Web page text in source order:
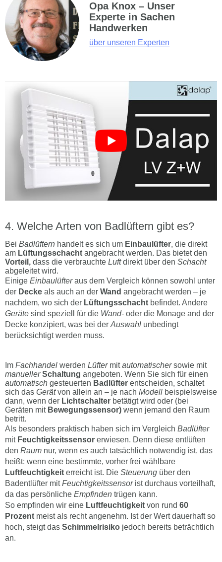
Opa Knox – Unser
Experte in Sachen
Handwerken
über unseren Experten
Welche Arten von Badlüftern gibt es?
Bei Badlüftern handelt es sich um Einbaulüfter, die direkt
am Lüftungsschacht angebracht werden. Das bietet den
Vorteil, dass die verbrauchte Luftdirekt über den Schacht
abgeleitet wird.
Einige Einbaulüfteraus dem Vergleich können sowohl unter
der Decke als auch an der Wand angebracht werden – je
nachdem, wo sich der Lüftungsschacht befindet. Andere
Geräte sind speziell für die Wand- oder die Monage and der
Decke konzipiert, was bei der Auswahl unbedingt
berücksichtigt werden muss.
Im Fachhandel werden Lüftermitautomatischersowie mit
manueller Schaltung angeboten. Wenn Sie sich für einen
automatisch gesteuerten Badlüfter entscheiden, schaltet
sich das Gerätvon allein an – je nach Modell beispielsweise
dann, wenn der Lichtschalter betätigt wird oder (bei
Geräten mit Bewegungssensor) wenn jemand den Raum
betritt.
Als besonders praktisch haben sich im Vergleich Badlüfter
mit Feuchtigkeitssensor erwiesen. Denn diese entlüften
den Raum nur, wenn es auch tatsächlich notwendig ist, das
heißt: wenn eine bestimmte, vorher frei wählbare
Luftfeuchtigkeit erreicht ist. Die Steuerung über den
Badentlüfter mitFeuchtigkeitssensorist durchaus vorteilhaft,
da das persönliche Empfinden trügen kann.
So empfinden wir eine Luftfeuchtigkeit von rund 60
Prozent meist als recht angenehm. Ist der Wert dauerhaft so
hoch, steigt das Schimmelrisiko jedoch bereits beträchtlich
an.